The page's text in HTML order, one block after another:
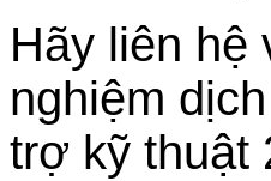
Hãy liên hệ
nghiệm
trợ kỹ thuật